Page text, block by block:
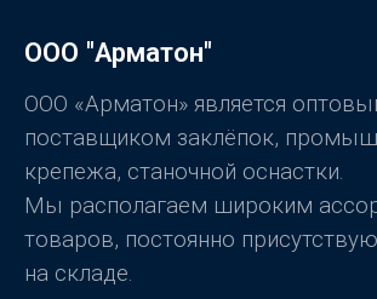
и
з
ООО "Арматон"
ООО «Арматон» является
поставщиком заклёпок,
крепежа, станочной оснастки.
Мы располагаем широким
товаров, постоянно
на складе.